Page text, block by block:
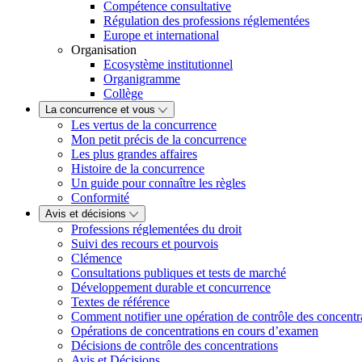
Compétence consultative
Régulation des professions réglementées
Europe et international
Organisation
Ecosystème institutionnel
Organigramme
Collège
La concurrence et vous
Les vertus de la concurrence
Mon petit précis de la concurrence
Les plus grandes affaires
Histoire de la concurrence
Un guide pour connaître les règles
Conformité
Avis et décisions
Professions réglementées du droit
Suivi des recours et pourvois
Clémence
Consultations publiques et tests de marché
Développement durable et concurrence
Textes de référence
Comment notifier une opération de contrôle des
Opérations de concentrations en cours d’examen
Décisions de contrôle des concentrations